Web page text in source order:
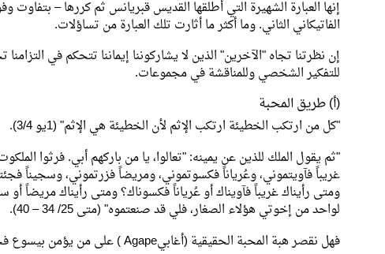
إنها العبارة الشهيرة التي أطلقها القديس قبريانس ثم كررها –
الفاتيكاني الثاني. وما أكثر ما أثارت تلك العبارة من تساؤلات.
إن نظرتنا تجاه "الآخرين" الذين لا يشاركوننا إيماننا تتحكم في
للتفكير الشخصي وللمناقشة في مجموعات.
(أ) طريق المحبة
"كل من ارتكب الخطيئة ارتكب الإثم لأن الخطيئة هي الإثم" (1يو 3/4).
"ثم يقول الملك للذين عن يمينه: "تعالوا، يا من باركهم أبي. فرثوا
غريباً فآويتموني، وعُرياناً فكسوتموني، ومريضاً فزرتموني، وسجيناً
ومتى رأيناك غريباً فآويناك أو عُرياناً فكسوناك؟ ومتى رأيناك مريضاً
لواحد من إخوتي هؤلاء الصغار، فلي قد صنعتموه" (متى 25/ 34 – 40).
فهل نقصر هبة المحبة الحقيقية (أغابيAgape ) على من يؤمن بيسوع فحسب؟